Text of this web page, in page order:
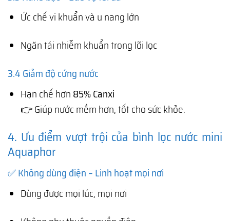
Ức chế vi khuẩn và u nang lớn
Ngăn tái nhiễm khuẩn trong lõi lọc
3.4 Giảm độ cứng nước
Hạn chế hơn 85% Canxi
👉 Giúp nước mềm hơn, tốt cho sức khỏe.
4. Ưu điểm vượt trội của bình lọc nước mini
Aquaphor
✅ Không dùng điện – Linh hoạt mọi nơi
Dùng được mọi lúc, mọi nơi